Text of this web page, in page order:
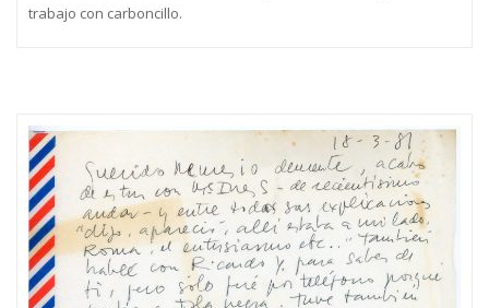
trabajo con carboncillo.